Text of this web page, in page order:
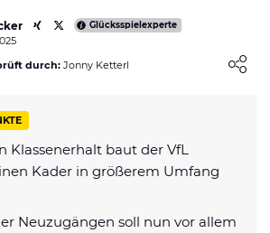
Spielen
in Deutschland
Glücksspielexperte
durch: Jonny Ketterl
Klassenerhalt baut der VfL
Kader in größerem Umfang
Neuzugängen soll nun vor allem